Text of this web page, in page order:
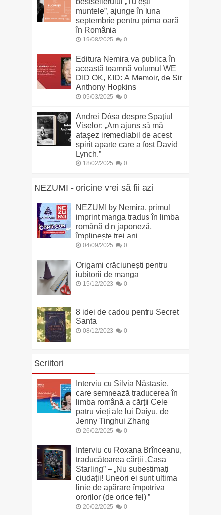
bestsellerului „Tu ești
muntele”, ajunge în luna
septembrie pentru prima oară
în România
19/08/2025 0
Editura Nemira va publica în
această toamnă volumul WE
DID OK, KID: A Memoir, de Sir
Anthony Hopkins
05/03/2025 0
Andrei Dósa despre Spațiul
Viselor: „Am ajuns să mă
ataşez iremediabil de acest
spirit aparte care a fost David
Lynch.”
18/02/2025 0
NEZUMI - oricine vrei să fii azi
NEZUMI by Nemira, primul
imprint manga tradus în limba
română din japoneză,
împlinește trei ani
04/09/2025 0
Origami crăciunești pentru
iubitorii de manga
15/12/2023 0
8 idei de cadou pentru Secret
Santa
08/12/2023 0
Scriitori
Interviu cu Silvia Năstasie,
care semnează traducerea în
limba română a cărții Cele
patru vieți ale lui Daiyu, de
Jenny Tinghui Zhang
26/02/2025 0
Interviu cu Roxana Brînceanu,
traducătoarea cărții „Casa
Starling” – „Nu subestimați
ciudații! Uneori ei sunt ultima
linie de apărare împotriva
ororilor (de orice fel).”
20/02/2025 0